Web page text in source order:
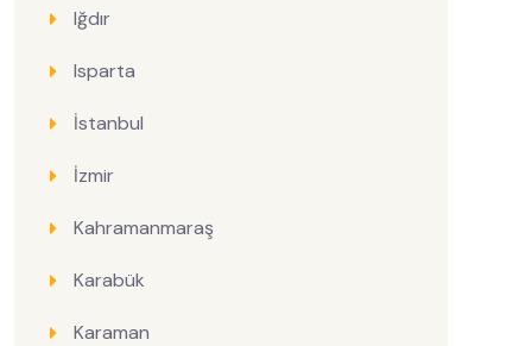
Iğdır
Isparta
İstanbul
İzmir
Kahramanmaraş
Karabük
Karaman